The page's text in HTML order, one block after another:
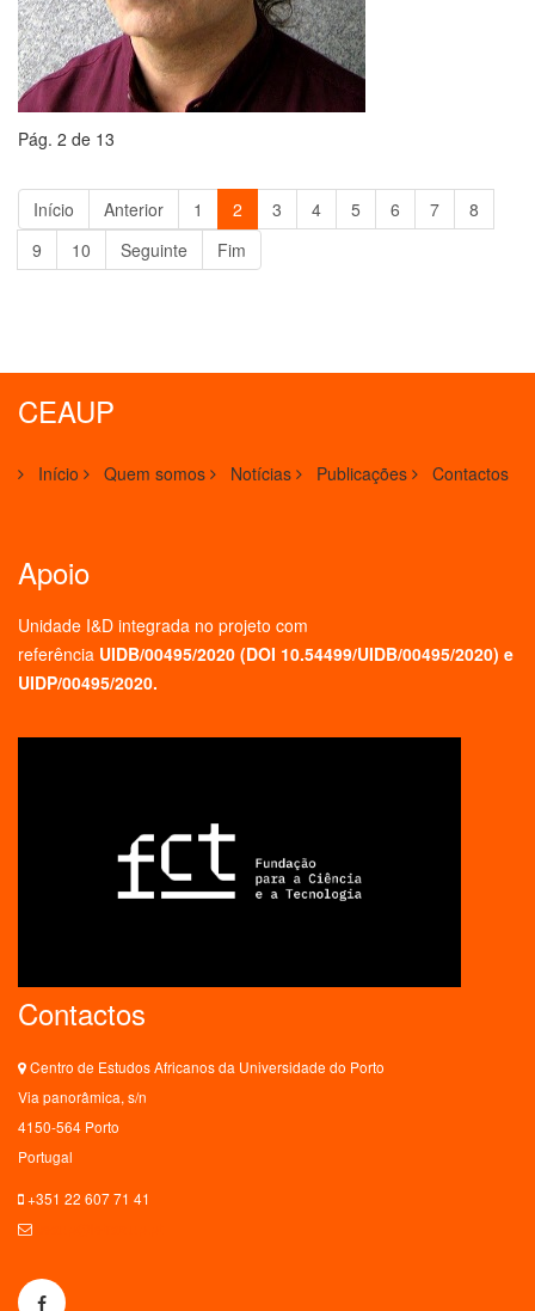
Pág. 2 de 13
Início Anterior 1 2 3 4 5 6 7
8
9
10 Seguinte Fim
CEAUP
Início Quem somos Notícias Publicações Contactos
Apoio
Unidade I&D integrada no projeto com
referência UIDB/00495/2020 (DOI 10.54499/UIDB/00495/2020) e
UIDP/00495/2020.
Contactos
Centro de Estudos Africanos da Universidade do Porto
Via panorâmica, s/n
4150-564 Porto
Portugal
+351 22 607 71 41